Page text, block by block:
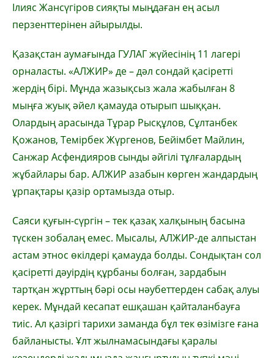
Ілияс Жансүгіров сияқты мыңдаған ең асыл
перзенттерінен айырылды.
Қазақстан аумағында ГУЛАГ жүйесінің 11 лагері
орналасты. «АЛЖИР» де – дәл сондай қасіретті
жердің бірі. Мұнда жазықсыз жала жабылған 8
мыңға жуық әйел қамауда отырып шыққан.
Олардың арасында Тұрар Рысқұлов, Сұлтанбек
Қожанов, Темірбек Жүргенов, Бейімбет Майлин,
Санжар Асфендияров сынды әйгілі тұлғалардың
жұбайлары бар. АЛЖИР азабын көрген жандардың
ұрпақтары қазір ортамызда отыр.
Саяси қуғын-сүргін – тек қазақ халқының басына
түскен зобалаң емес. Мысалы, АЛЖИР-де алпыстан
астам этнос өкілдері қамауда болды. Сондықтан сол
қасіретті дәуірдің құрбаны болған, зардабын
тартқан жұрттың бәрі осы нәубеттерден сабақ алуы
керек. Мұндай кесапат ешқашан қайталанбауға
тиіс. Ал қазіргі тарихи заманда бұл тек өзімізге ғана
байланысты. Ұлт жылнамасындағы қаралы